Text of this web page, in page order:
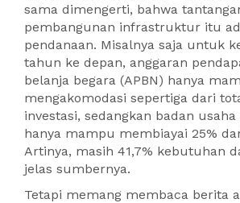
sama dimengerti, bahwa
pembangunan infrastruktur itu
pendanaan. Misalnya saja untuk
tahun ke depan, anggaran
belanja begara (APBN) hanya
mengakomodasi sepertiga dari
investasi, sedangkan badan
hanya mampu membiayai 25%
Artinya, masih 41,7% kebutuhan
jelas sumbernya.
Tetapi memang membaca berita